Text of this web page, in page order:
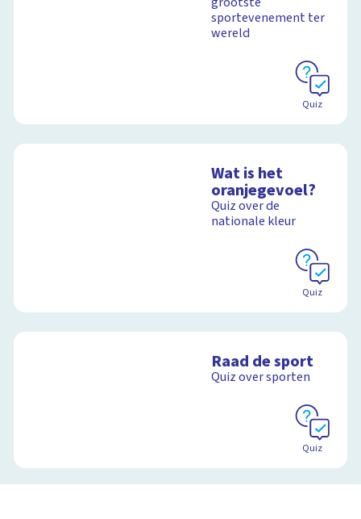
sportevenement ter
wereld
Quiz
Wat is het
oranjegevoel?
Quiz over de
nationale kleur
Quiz
Raad de sport
Quiz over sporten
Quiz